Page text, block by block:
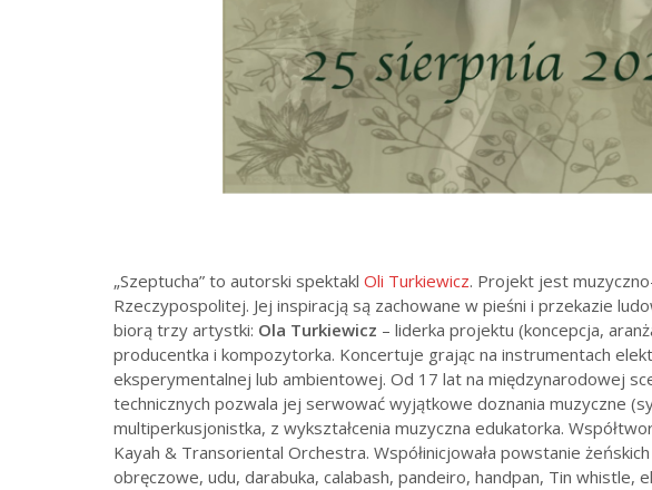
„Szeptucha” to autorski spektakl Oli Turkiewicz. Projekt jest
Rzeczypospolitej. Jej inspiracją są zachowane w pieśni i przekazie
biorą trzy artystki: Ola Turkiewicz – liderka projektu (koncepcja,
producentka i kompozytorka. Koncertuje grając na instrumentach
eksperymentalnej lub ambientowej. Od 17 lat na międzynarodowej
technicznych pozwala jej serwować wyjątkowe doznania muzyczne
multiperkusjonistka, z wykształcenia muzyczna edukatorka.
Kayah & Transoriental Orchestra. Współinicjowała powstanie
obręczowe, udu, darabuka, calabash, pandeiro, handpan, Tin whistle,